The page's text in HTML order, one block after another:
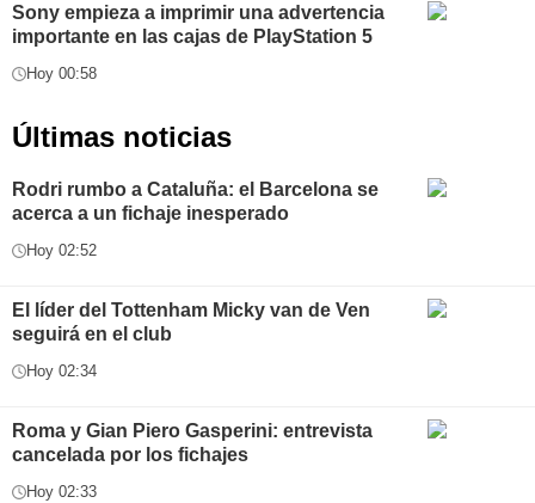
Sony empieza a imprimir una advertencia
importante en las cajas de PlayStation 5
Hoy 00:58
Últimas noticias
Rodri rumbo a Cataluña: el Barcelona se
acerca a un fichaje inesperado
Hoy 02:52
El líder del Tottenham Micky van de Ven
seguirá en el club
Hoy 02:34
Roma y Gian Piero Gasperini: entrevista
cancelada por los fichajes
Hoy 02:33